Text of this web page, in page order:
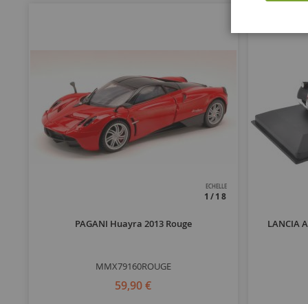
ECHELLE
1/18
PAGANI Huayra 2013 Rouge
MMX79160ROUGE
59,90 €
LANCIA